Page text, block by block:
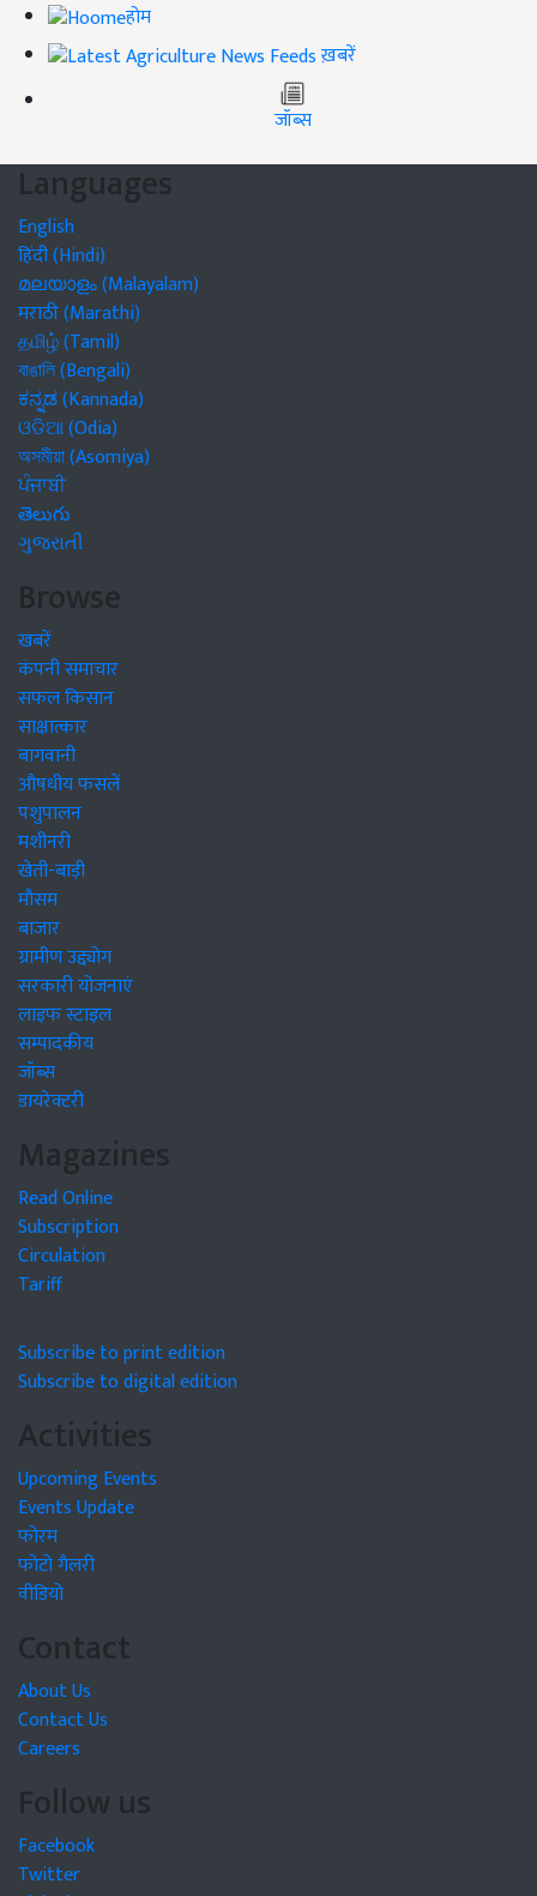
होम
ख़बरें
जॉब्स
Languages
English
हिंदी (Hindi)
മലയാളം (Malayalam)
मराठी (Marathi)
தமிழ் (Tamil)
বাঙালি (Bengali)
ಕನ್ನಡ (Kannada)
ଓଡିଆ (Odia)
অসমীয়া (Asomiya)
ਪੰਜਾਬੀ
తెలుగు
ગુજરાતી
Browse
खबरें
कंपनी समाचार
सफल किसान
साक्षात्कार
बागवानी
औषधीय फसलें
पशुपालन
मशीनरी
खेती-बाड़ी
मौसम
बाजार
ग्रामीण उद्द्योग
सरकारी योजनाएं
लाइफ स्टाइल
सम्पादकीय
जॉब्स
डायरेक्टरी
Magazines
Read Online
Subscription
Circulation
Tariff
Subscribe to print edition
Subscribe to digital edition
Activities
Upcoming Events
Events Update
फोरम
फोटो गैलरी
वीडियो
Contact
About Us
Contact Us
Careers
Follow us
Facebook
Twitter